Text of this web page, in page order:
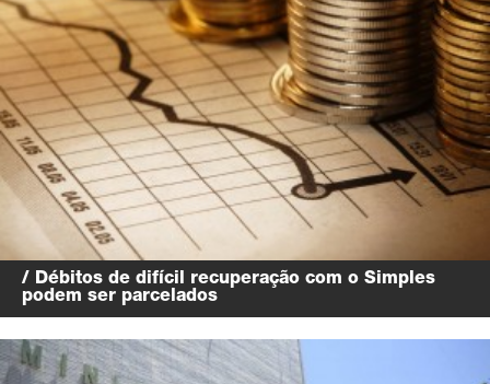
/ Débitos de difícil recuperação com o Simples
podem ser parcelados